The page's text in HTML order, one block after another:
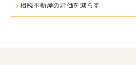
相続不動産の評価を減らす